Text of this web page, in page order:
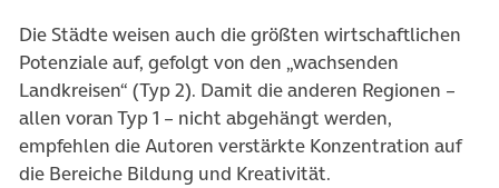
Die Städte weisen auch die größten wirtschaftlichen
Potenziale auf, gefolgt von den „wachsenden
Landkreisen“ (Typ 2). Damit die anderen Regionen –
allen voran Typ 1 – nicht abgehängt werden,
empfehlen die Autoren verstärkte Konzentration auf
die Bereiche Bildung und Kreativität.